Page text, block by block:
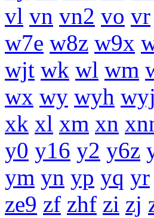
vl vn vn2 vo vr
w7e w8z w9x
wjt wk wl wm
wx wy wyh wyj
xk xl xm xn
y0 y16 y2 y6z
ym yn yp yq yr
ze9 zf zhf zi zj